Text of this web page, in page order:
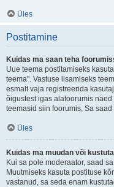
Üles
Postitamine
Kuidas ma saan teha
Uue teema postitamiseks
teema". Vastuse lisamiseks
esmalt vaja registreerida
õigustest igas alafoorumis
teemasid siin foorumis, Sa
Üles
Kuidas ma muudan või
Kui sa pole moderaator, saad
Muutmiseks kasuta postituse
vastanud, sa seda enam